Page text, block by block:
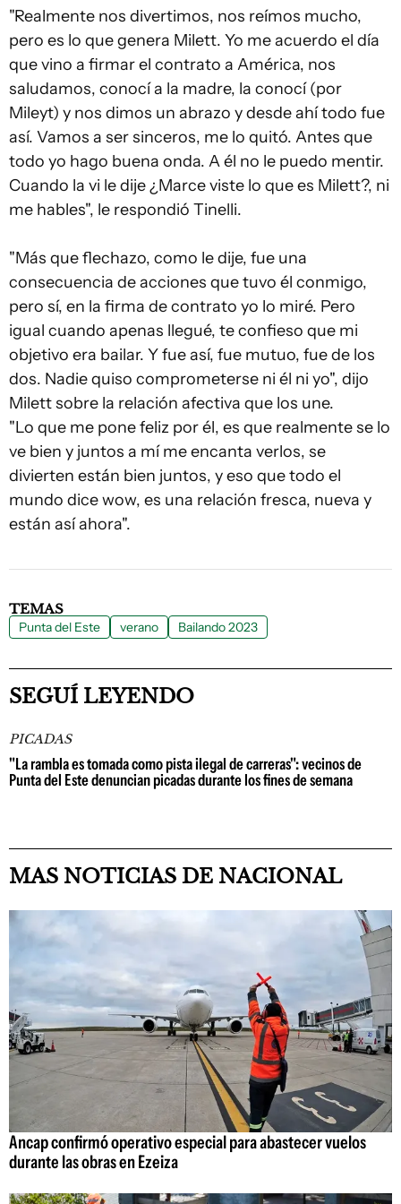
"Realmente nos divertimos, nos reímos mucho,
pero es lo que genera Milett. Yo me acuerdo el día
que vino a firmar el contrato a América, nos
saludamos, conocí a la madre, la conocí (por
Mileyt) y nos dimos un abrazo y desde ahí todo fue
así. Vamos a ser sinceros, me lo quitó. Antes que
todo yo hago buena onda. A él no le puedo mentir.
Cuando la vi le dije ¿Marce viste lo que es Milett?, ni
me hables", le respondió Tinelli.
"Más que flechazo, como le dije, fue una
consecuencia de acciones que tuvo él conmigo,
pero sí, en la firma de contrato yo lo miré. Pero
igual cuando apenas llegué, te confieso que mi
objetivo era bailar. Y fue así, fue mutuo, fue de los
dos. Nadie quiso comprometerse ni él ni yo", dijo
Milett sobre la relación afectiva que los une.
"Lo que me pone feliz por él, es que realmente se lo
ve bien y juntos a mí me encanta verlos, se
divierten están bien juntos, y eso que todo el
mundo dice wow, es una relación fresca, nueva y
están así ahora".
TEMAS
Punta del Este verano Bailando 2023
SEGUÍ LEYENDO
PICADAS
"La rambla es tomada como pista ilegal de carreras": vecinos de
Punta del Este denuncian picadas durante los fines de semana
MAS NOTICIAS DE NACIONAL
Ancap confirmó operativo especial para abastecer vuelos
durante las obras en Ezeiza